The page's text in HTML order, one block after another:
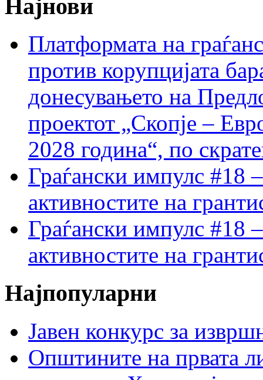
Најнови
Платформата на
против корупцијата
донесувањето на
проектот „Скопје –
2028 година“, по
Граѓански импулс #18
активностите на
Граѓански импулс #18
активностите на
Најпопуларни
Јавен конкурс за
Општините на првата